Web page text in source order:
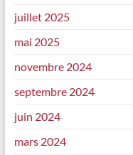
juillet 2025
mai 2025
novembre 2024
septembre 2024
juin 2024
mars 2024